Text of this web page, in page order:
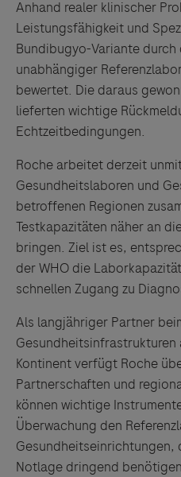
Anhand realer klinischer
Leistungsfähigkeit und
Bundibugyo-Variante durch
unabhängiger
bewertet. Die daraus
lieferten wichtige
Echtzeitbedingungen.
Roche arbeitet derzeit
Gesundheitslaboren und
betroffenen Regionen
Testkapazitäten näher an
bringen. Ziel ist es,
der WHO die
schnellen Zugang zu
Als langjähriger Partner
Kontinent verfügt Roche
Partnerschaften und
können wichtige
Überwachung den
Gesundheitseinrichtungen,
Notlage dringend